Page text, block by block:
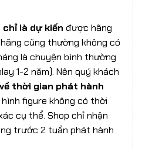
là dự kiến được hãng
cũng thường không có
là chuyện bình thường
1-2 năm). Nên quý khách
thời gian phát hành
figure không có thời
cụ thể. Shop chỉ nhận
trước 2 tuần phát hành